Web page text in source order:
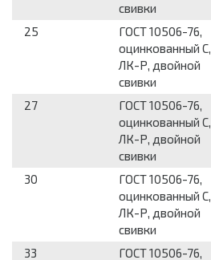
свивки
25
ГОСТ 10506-76,
оцинкованный С,
ЛК-Р, двойной
свивки
27
ГОСТ 10506-76,
оцинкованный С,
ЛК-Р, двойной
свивки
30
ГОСТ 10506-76,
оцинкованный С,
ЛК-Р, двойной
свивки
33
ГОСТ 10506-76,